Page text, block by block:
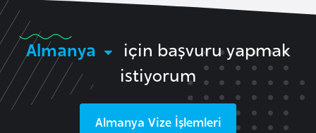
Almanya
için başvuru yapmak
istiyorum
Almanya Vize İşlemleri
B
u
l